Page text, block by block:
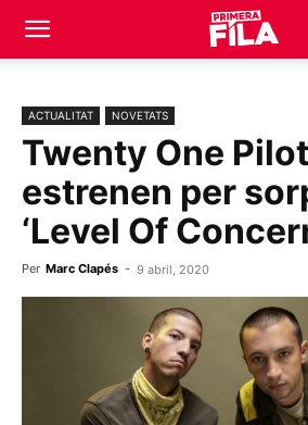
ACTUALITAT NOVETATS
Twenty One
estrenen per
‘Level Of
Per Marc Clapés - 9 abril, 2020